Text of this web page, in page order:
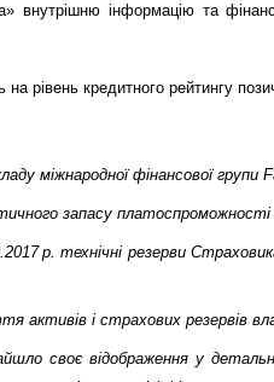
інформацію та
рівень кредитного рейтингу
міжнародної фінансової групи
запасу
р. технічні резерви
активів і страхових резервів
своє відображення у